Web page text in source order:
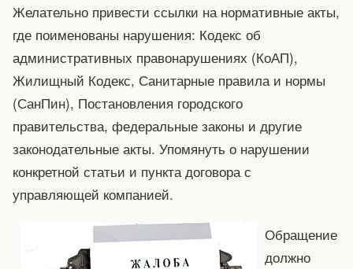
Желательно привести ссылки на нормативные акты,
где поименованы нарушения: Кодекс об
административных правонарушениях (КоАП),
Жилищный Кодекс, Санитарные правила и нормы
(СанПин), Постановления городского
правительства, федеральные законы и другие
законодательные акты. Упомянуть о нарушении
конкретной статьи и пункта договора с
управляющей компанией.
Обращение
должно